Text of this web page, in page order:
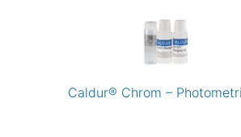
Caldur® Chrom –